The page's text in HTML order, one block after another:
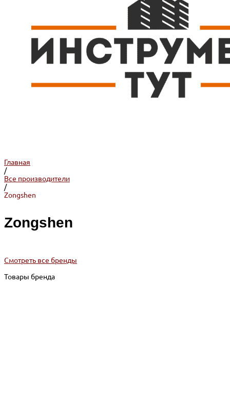
Главная
/
Все производители
/
Zongshen
Zongshen
Смотреть все бренды
Товары бренда